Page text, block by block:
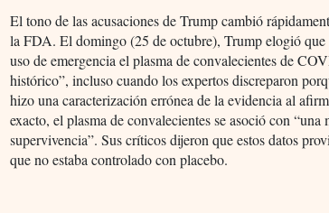
El tono de las acusaciones de Trump cambió
la FDA. El domingo (25 de octubre), Trump elogió
uso de emergencia el plasma de convalecientes de
histórico”, incluso cuando los expertos discreparon
hizo una caracterización errónea de la evidencia al
exacto, el plasma de convalecientes se asoció con “una
supervivencia”. Sus críticos dijeron que estos datos
que no estaba controlado con placebo.